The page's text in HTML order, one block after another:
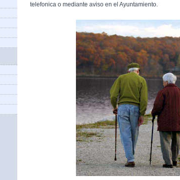
telefonica o mediante aviso en el Ayuntamiento.